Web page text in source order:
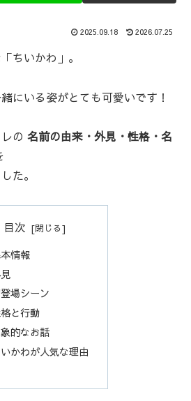
2025.09.18 2026.07.25
ちいかわ」。
にいる姿がとても可愛いです！
の 名前の由来・外見・性格・名
た。
目次
情報
場シーン
と行動
的なお話
かわが人気な理由